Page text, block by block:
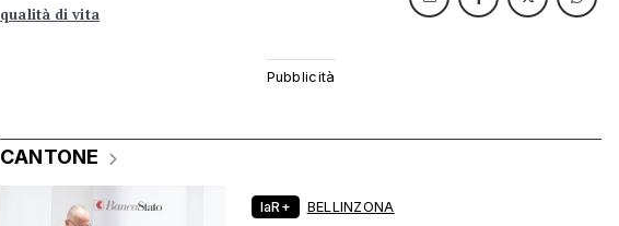
qualità di vita
CANTONE
laR+ BELLINZONA